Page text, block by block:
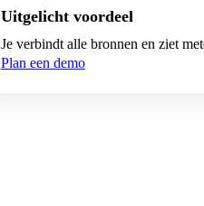
Uitgelicht voordeel
Je verbindt alle bronnen en ziet
Plan een demo